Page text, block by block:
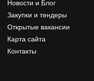
Новости и Блог
Закупки и тендеры
Открытые вакансии
Карта сайта
Контакты